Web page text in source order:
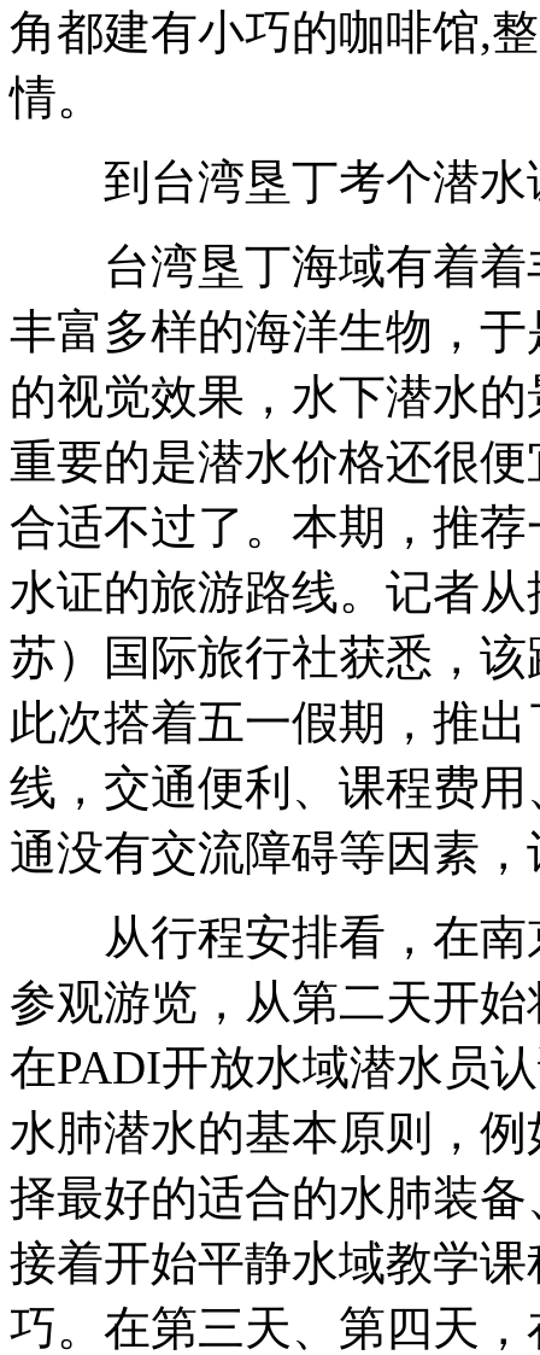
角都建有小巧的咖啡馆,
情。
到台湾垦丁考个潜水
台湾垦丁海域有着着
丰富多样的海洋生物，
的视觉效果，水下潜水
重要的是潜水价格还很
合适不过了。本期，推
水证的旅游路线。记者
苏）国际旅行社获悉，
此次搭着五一假期，推
线，交通便利、课程费
通没有交流障碍等因素
从行程安排看，在南
参观游览，从第二天开
在PADI开放水域潜水员
水肺潜水的基本原则，
择最好的适合的水肺装
接着开始平静水域教学
巧。在第三天、第四天